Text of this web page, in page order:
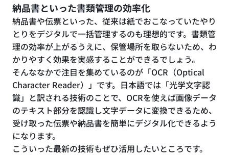
納品書といった書類管理の効率化
納品書や伝票といった、従来は紙でおこなっていたやり
とりをデジタルで一括管理するのも理想的です。書類管
理の効率が上がるうえに、保管場所を取らないため、わ
かりやすく効果を実感することができるでしょう。
そんななかで注目を集めているのが「OCR（Optical
Character Reader）」です。日本語では「光学文字認
識」と訳される技術のことで、OCRを使えば画像データ
のテキスト部分を認識し文字データに変換できるため、
受け取った伝票や納品書を簡単にデジタル化できるよう
になります。
こういった最新の技術もぜひ活用したいところです。